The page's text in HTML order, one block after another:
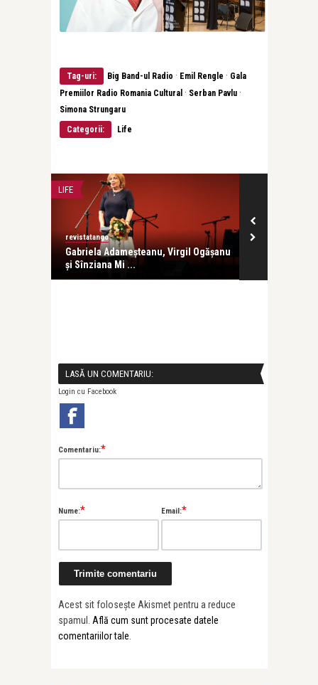
Tag-uri: Big Band-ul Radio · Emil Rengle · Gala
Premiilor Radio Romania Cultural · Serban Pavlu ·
Simona Strungaru
Categorii:
Life
LIFE
revistatango
Gabriela Adameșteanu, Virgil Ogășanu
și Sînziana Mi ...
LASĂ UN COMENTARIU:
Login cu Facebook
Comentariu:*
Nume:* Email:*
Acest sit folosește Akismet pentru a reduce
spamul. Află cum sunt procesate datele
comentariilor tale